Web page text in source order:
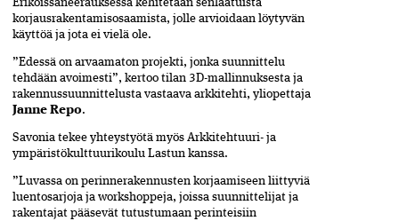
Erikoissaneerauksessa kehitetään senlaatuista
korjausrakentamisosaamista, jolle arvioidaan löytyvän
käyttöä ja jota ei vielä ole.
”Edessä on arvaamaton projekti, jonka suunnittelu
tehdään avoimesti”, kertoo tilan 3D-mallinnuksesta ja
rakennussuunnittelusta vastaava arkkitehti, yliopettaja
Janne Repo.
Savonia tekee yhteystyötä myös Arkkitehtuuri- ja
ympäristökulttuurikoulu Lastun kanssa.
”Luvassa on perinnerakennusten korjaamiseen liittyviä
luentosarjoja ja workshoppeja, joissa suunnittelijat ja
rakentajat pääsevät tutustumaan perinteisiin